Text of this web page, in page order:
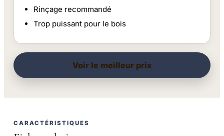
Rinçage recommandé
Trop puissant pour le bois
Voir le meilleur prix
CARACTÉRISTIQUES